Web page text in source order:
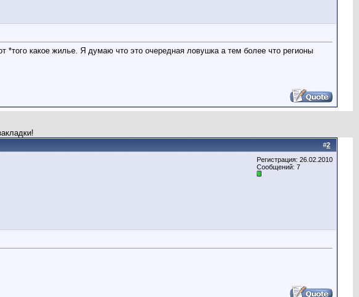
*того какое жилье. Я думаю что это очередная ловушка а тем более что регионы
#2
Регистрация: 26.02.2010
Сообщений: 7